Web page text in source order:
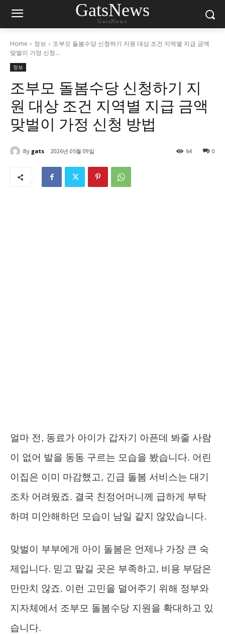
GatsNews
GatsNews
Home 정보
조부모 돌봄수당 신청하기 지원 대상 조건 지역별 지급 금액
맞벌이 가정 신청...
정보
조부모 돌봄수당 신청하기 지
원 대상 조건 지역별 지급 금액
맞벌이 가정 신청 방법
By gats 2026년 05월 09일 0
64
얼마 전, 동료가 아이가 갑자기 아픈데 봐줄 사람
이 없어 발을 동동 구르는 모습을 봤습니다. 어린
이집은 이미 마감했고, 긴급 돌봄 서비스는 대기
조차 어려웠죠. 결국 친정어머니께 급하게 부탁
하며 미안해하던 모습이 남일 같지 않았습니다.
맞벌이 부부에게 아이 돌봄은 언제나 가장 큰 숙
제입니다. 믿고 맡길 곳은 부족하고, 비용 부담은
만만치 않죠. 이런 고민을 덜어주기 위해 정부와
지자체에서 조부모 돌봄수당 지원을 확대하고 있
습니다.